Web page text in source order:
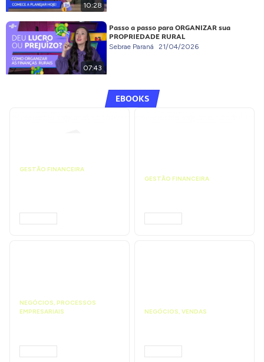
10:28
07:43
Passo a passo para ORGANIZAR sua
PROPRIEDADE RURAL
Sebrae Paraná 21/04/2026
EBOOKS
GESTÃO FINANCEIRA
GESTÃO FINANCEIRA
NEGÓCIOS, PROCESSOS
EMPRESARIAIS
NEGÓCIOS, VENDAS